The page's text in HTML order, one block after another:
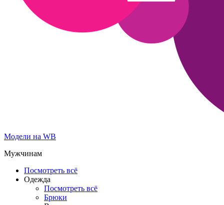
Модели на WB
Мужчинам
Посмотреть всё
Одежда
Посмотреть всё
Брюки